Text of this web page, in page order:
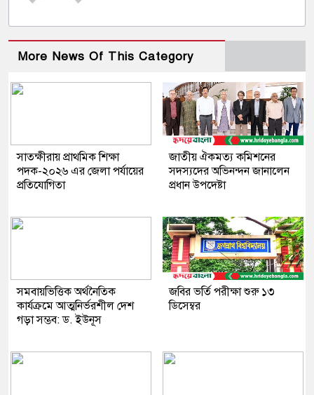
More News Of This Category
সাতক্ষীরায় প্রাথমিক শিক্ষা
পদক-২০২৬ এর জেলা পর্যায়ের
প্রতিযোগিতা
জাতীয় ঐকমত্য কমিশনের
সদস্যদের অভিনন্দন জানালেন
প্রধান উপদেষ্টা
সমবায়ভিত্তিক অর্থনৈতিক
কার্যক্রমে আত্মনির্ভরশীল দেশ
গড়া সম্ভব: ড. ইউনূস
জবির ভর্তি পরীক্ষা শুরু ১৩
ডিসেম্বর